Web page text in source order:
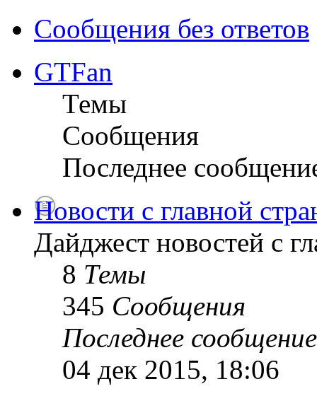
Сообщения без ответов
GTFan
Темы
Сообщения
Последнее
Новости с главной
Дайджест новостей с
8 Темы
345 Сообщения
Последнее сообщение
04 дек 2015, 18:06